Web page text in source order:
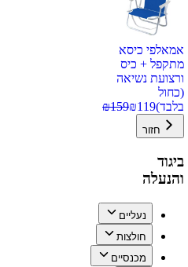
אמאלפי כיסא
מתקפל + כיס
ורצועת נשיאה
(כחול
בלבד)
₪119
₪159
חזור
ביגוד
והנעלה
נעליים
חולצות
מכנסיים